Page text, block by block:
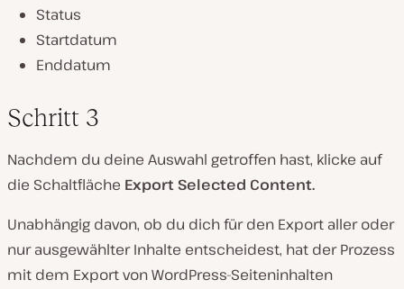
Status
Startdatum
Enddatum
Schritt 3
Nachdem du deine Auswahl getroffen hast, klicke auf
die Schaltfläche Export Selected Content.
Unabhängig davon, ob du dich für den Export aller oder
nur ausgewählter Inhalte entscheidest, hat der Prozess
mit dem Export von WordPress-Seiteninhalten